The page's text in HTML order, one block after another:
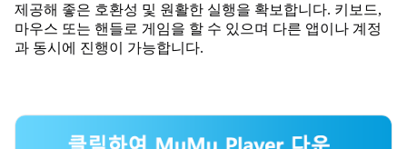
제공해 좋은 호환성 및 원활한 실행을 확보합니다. 키보드,
마우스 또는 핸들로 게임을 할 수 있으며 다른 앱이나 계정
과 동시에 진행이 가능합니다.